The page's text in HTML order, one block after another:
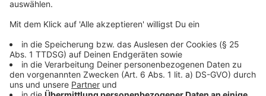
Gewalt gegen Polizeibeamte: Ein
gesellschaftliches Problem
Anzeige